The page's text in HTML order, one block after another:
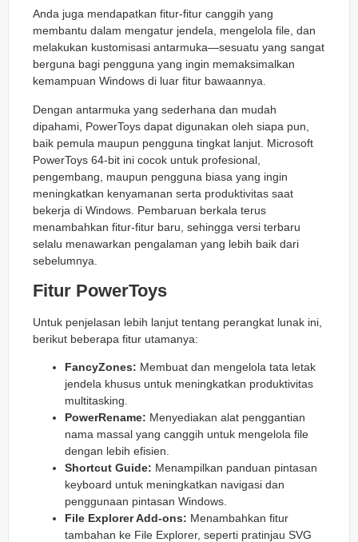
Anda juga mendapatkan fitur-fitur canggih yang
membantu dalam mengatur jendela, mengelola file, dan
melakukan kustomisasi antarmuka—sesuatu yang sangat
berguna bagi pengguna yang ingin memaksimalkan
kemampuan Windows di luar fitur bawaannya.
Dengan antarmuka yang sederhana dan mudah
dipahami, PowerToys dapat digunakan oleh siapa pun,
baik pemula maupun pengguna tingkat lanjut. Microsoft
PowerToys 64-bit ini cocok untuk profesional,
pengembang, maupun pengguna biasa yang ingin
meningkatkan kenyamanan serta produktivitas saat
bekerja di Windows. Pembaruan berkala terus
menambahkan fitur-fitur baru, sehingga versi terbaru
selalu menawarkan pengalaman yang lebih baik dari
sebelumnya.
Fitur PowerToys
Untuk penjelasan lebih lanjut tentang perangkat lunak ini,
berikut beberapa fitur utamanya:
FancyZones: Membuat dan mengelola tata letak
jendela khusus untuk meningkatkan produktivitas
multitasking.
PowerRename: Menyediakan alat penggantian
nama massal yang canggih untuk mengelola file
dengan lebih efisien.
Shortcut Guide: Menampilkan panduan pintasan
keyboard untuk meningkatkan navigasi dan
penggunaan pintasan Windows.
File Explorer Add-ons: Menambahkan fitur
tambahan ke File Explorer, seperti pratinjau SVG